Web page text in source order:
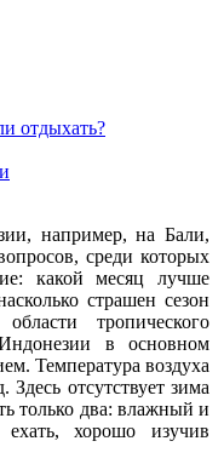
отдыхать?
например, на Бали,
среди которых
какой месяц лучше
страшен сезон
тропического
в основном
Температура воздуха
отсутствует зима
только два: влажный и
хорошо изучив